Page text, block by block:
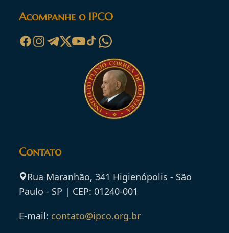
Acompanhe o IPCO
Contato
Rua Maranhão, 341 Higienópolis - São
Paulo - SP | CEP: 01240-001
E-mail: contato@ipco.org.br